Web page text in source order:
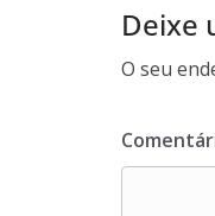
Deixe
O seu